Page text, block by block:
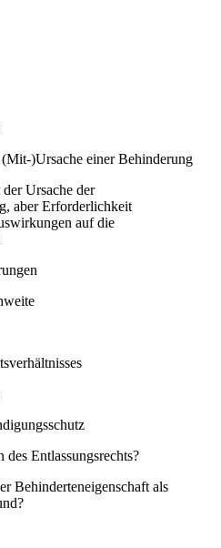
)Ursache einer Behinderung
Ursache der
aber Erforderlichkeit
auf die
des Entlassungsrechts?
Behinderteneigenschaft als